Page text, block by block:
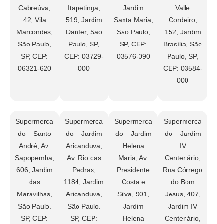
Cabreúva,
42, Vila
Marcondes,
São Paulo,
SP, CEP:
06321-620
Itapetinga,
519, Jardim
Danfer, São
Paulo, SP,
CEP: 03729-
000
Jardim
Santa Maria,
São Paulo,
SP, CEP:
03576-090
Valle
Cordeiro,
152, Jardim
Brasília, São
Paulo, SP,
CEP: 03584-
000
Supermerca
do – Santo
André, Av.
Sapopemba,
606, Jardim
das
Maravilhas,
São Paulo,
SP, CEP:
Supermerca
do – Jardim
Aricanduva,
Av. Rio das
Pedras,
1184, Jardim
Aricanduva,
São Paulo,
SP, CEP:
Supermerca
do – Jardim
Helena
Maria, Av.
Presidente
Costa e
Silva, 901,
Jardim
Helena
Supermerca
do – Jardim
IV
Centenário,
Rua Córrego
do Bom
Jesus, 407,
Jardim IV
Centenário,